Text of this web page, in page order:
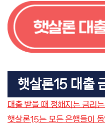
햇살론15 대출
대출 받을 때 정해지는 금리
햇살론15는 모든 은행들이